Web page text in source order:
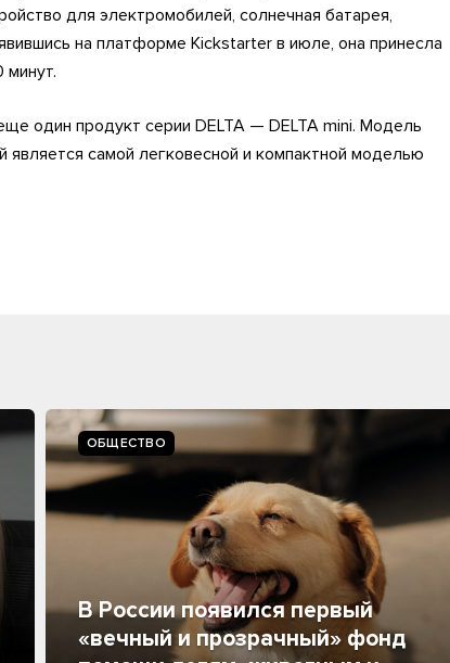
для электромобилей, солнечная батарея,
на платформе Kickstarter в июле, она принесла
один продукт серии DELTA — DELTA mini. Модель
является самой легковесной и компактной моделью
ОБЩЕСТВО
В России появился первый
«вечный и прозрачный» фонд